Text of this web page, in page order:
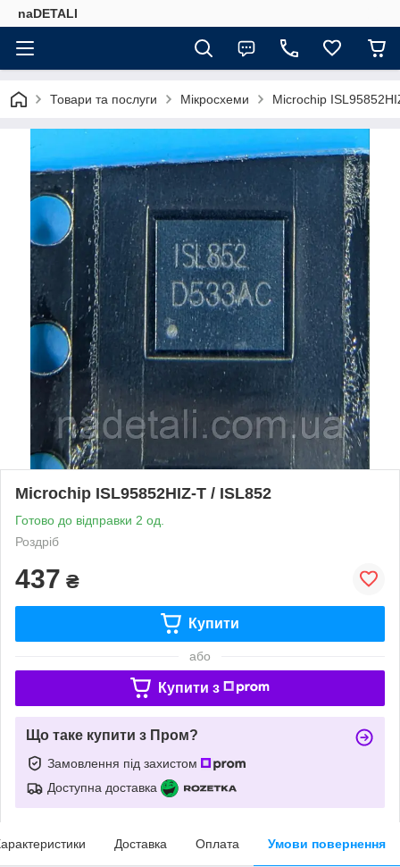
naDETALI
Товари та послуги Мікросхеми Microchip
Microchip ISL95852HIZ-T / ISL852
Готово до відправки 2 од.
Роздріб
437 ₴
Купити
або
Купити з
Що таке купити з Пром?
Замовлення під захистом
Доступна доставка
Доставка Оплата Умови повернення